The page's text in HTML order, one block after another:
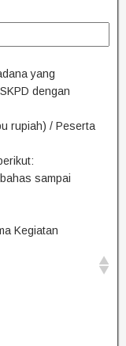
yang
dengan
rupiah) / Peserta
sampai
Kegiatan